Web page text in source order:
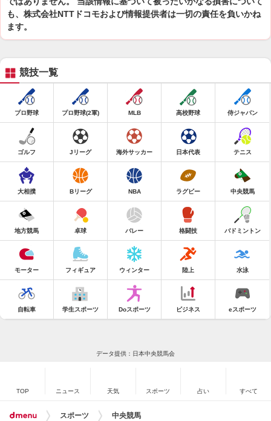
も、株式会社NTTドコモおよび情報提供者は一切の責任を負いかね
ます。
競技一覧
プロ野球 プロ野球(2軍) MLB 高校野球 侍ジャパン
ゴルフ Jリーグ 海外サッカー 日本代表 テニス
大相撲 Bリーグ NBA ラグビー 中央競馬
地方競馬 卓球 バレー 格闘技 バドミントン
モーター フィギュア ウィンター 陸上 水泳
自転車 学生スポーツ Doスポーツ ビジネス eスポーツ
データ提供：日本中央競馬会
TOP ニュース 天気 スポーツ 占い すべて
スポーツ 中央競馬